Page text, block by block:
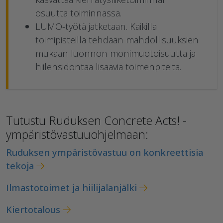
osuutta toiminnassa.
LUMO-työtä jatketaan. Kaikilla
toimipisteillä tehdään mahdollisuuksien
mukaan luonnon monimuotoisuutta ja
hiilensidontaa lisääviä toimenpiteitä.
Tutustu Ruduksen Concrete Acts! -
ympäristövastuuohjelmaan:
Ruduksen ympäristövastuu on konkreettisia
tekoja
Ilmastotoimet ja hiilijalanjälki
Kiertotalous